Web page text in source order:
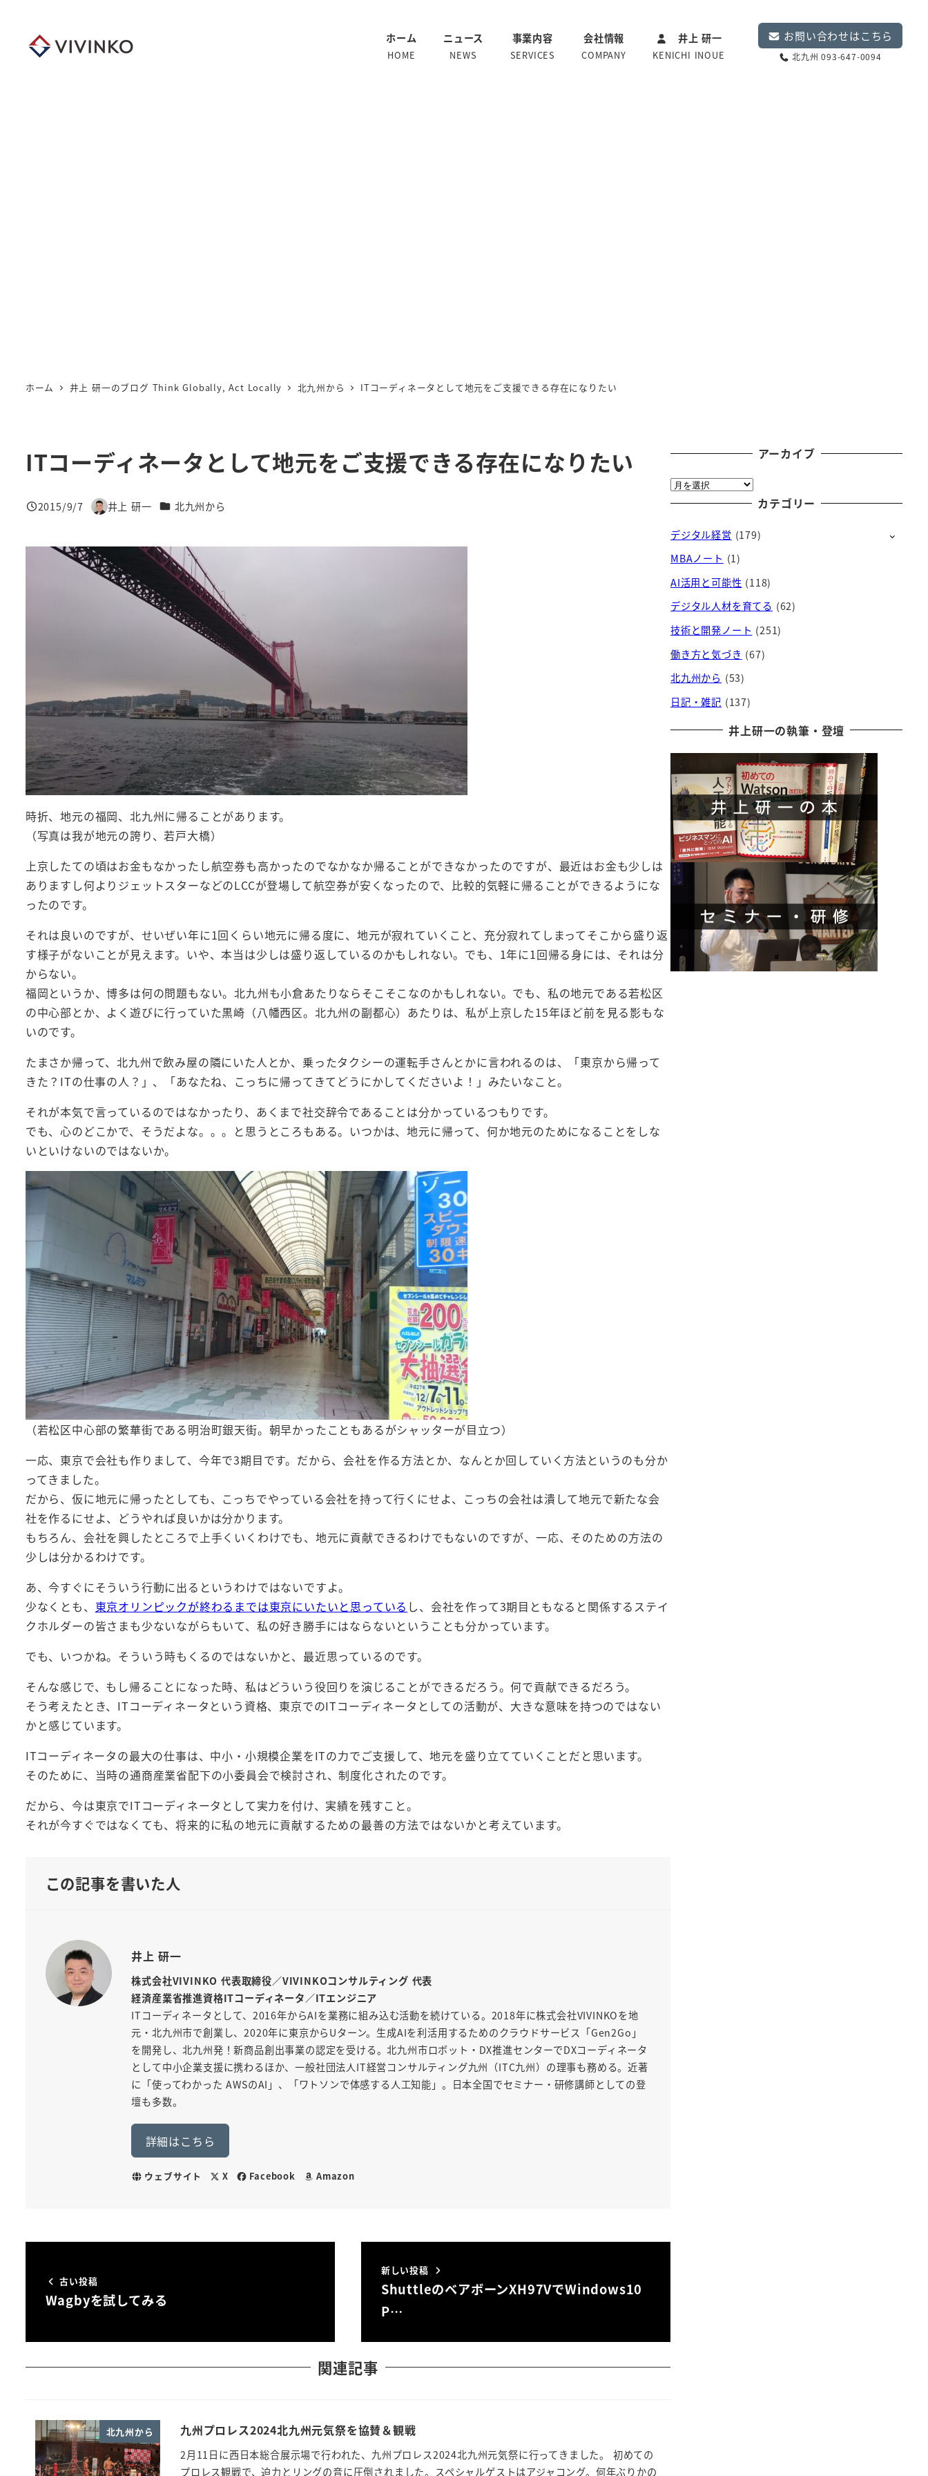
ホーム
HOME
ニュース
NEWS
事業内容
SERVICES
会社情報
COMPANY
井上 研一
KENICHI INOUE
お問い合わせはこちら
北九州 093-647-0094
ホーム 井上 研一のブログ Think Globally, Act Locally 北九州から ITコーディネータとして地元をご支援できる存在になりたい
ITコーディネータとして地元をご支援できる存在になりたい
投稿日
2015/9/7
著
井上 研一 カテゴリー
北九州から
時折、地元の福岡、北九州に帰ることがあります。
（写真は我が地元の誇り、若戸大橋）
上京したての頃はお金もなかったし航空券も高かったのでなかなか帰ることができなかったのですが、最近はお金も少しは
ありますし何よりジェットスターなどのLCCが登場して航空券が安くなったので、比較的気軽に帰ることができるようにな
ったのです。
それは良いのですが、せいぜい年に1回くらい地元に帰る度に、地元が寂れていくこと、充分寂れてしまってそこから盛り返
す様子がないことが見えます。いや、本当は少しは盛り返しているのかもしれない。でも、1年に1回帰る身には、それは分
からない。
福岡というか、博多は何の問題もない。北九州も小倉あたりならそこそこなのかもしれない。でも、私の地元である若松区
の中心部とか、よく遊びに行っていた黒崎（八幡西区。北九州の副都心）あたりは、私が上京した15年ほど前を見る影もな
いのです。
たまさか帰って、北九州で飲み屋の隣にいた人とか、乗ったタクシーの運転手さんとかに言われるのは、「東京から帰って
きた？ITの仕事の人？」、「あなたね、こっちに帰ってきてどうにかしてくださいよ！」みたいなこと。
それが本気で言っているのではなかったり、あくまで社交辞令であることは分かっているつもりです。
でも、心のどこかで、そうだよな。。。と思うところもある。いつかは、地元に帰って、何か地元のためになることをしな
いといけないのではないか。
（若松区中心部の繁華街である明治町銀天街。朝早かったこともあるがシャッターが目立つ）
一応、東京で会社も作りまして、今年で3期目です。だから、会社を作る方法とか、なんとか回していく方法というのも分か
ってきました。
だから、仮に地元に帰ったとしても、こっちでやっている会社を持って行くにせよ、こっちの会社は潰して地元で新たな会
社を作るにせよ、どうやれば良いかは分かります。
もちろん、会社を興したところで上手くいくわけでも、地元に貢献できるわけでもないのですが、一応、そのための方法の
少しは分かるわけです。
あ、今すぐにそういう行動に出るというわけではないですよ。
少なくとも、 東京オリンピックが終わるまでは東京にいたいと思っている し、会社を作って3期目ともなると関係するステイ
クホルダーの皆さまも少ないながらもいて、私の好き勝手にはならないということも分かっています。
でも、いつかね。そういう時もくるのではないかと、最近思っているのです。
そんな感じで、もし帰ることになった時、私はどういう役回りを演じることができるだろう。何で貢献できるだろう。
そう考えたとき、ITコーディネータという資格、東京でのITコーディネータとしての活動が、大きな意味を持つのではない
かと感じています。
ITコーディネータの最大の仕事は、中小・小規模企業をITの力でご支援して、地元を盛り立てていくことだと思います。
そのために、当時の通商産業省配下の小委員会で検討され、制度化されたのです。
だから、今は東京でITコーディネータとして実力を付け、実績を残すこと。
それが今すぐではなくても、将来的に私の地元に貢献するための最善の方法ではないかと考えています。
この記事を書いた人
井上 研一
株式会社VIVINKO 代表取締役／VIVINKOコンサルティング 代表
経済産業省推進資格ITコーディネータ／ITエンジニア
ITコーディネータとして、2016年からAIを業務に組み込む活動を続けている。2018年に株式会社VIVINKOを地
元・北九州市で創業し、2020年に東京からUターン。生成AIを利活用するためのクラウドサービス「Gen2Go」
を開発し、北九州発！新商品創出事業の認定を受ける。北九州市ロボット・DX推進センターでDXコーディネータ
として中小企業支援に携わるほか、一般社団法人IT経営コンサルティング九州（ITC九州）の理事も務める。近著
に「使ってわかった AWSのAI」、「ワトソンで体感する人工知能」。日本全国でセミナー・研修講師としての登
壇も多数。
詳細はこちら
ウェブサイト X Facebook Amazon
古い投稿
Wagbyを試してみる
新しい投稿
ShuttleのベアボーンXH97VでWindows10
P…
関連記事
北九州から 九州プロレス2024北九州元気祭を協賛＆観戦
2月11日に西日本総合展示場で行われた、九州プロレス2024北九州元気祭に行ってきました。 初めての
プロレス観戦で、迫力とリングの音に圧倒されました。スペシャルゲストはアジャコング。何年ぶりかの
アーカイブ
ア
ー
イ
ブ
カテゴリー
デジタル経営 (179)
MBAノート (1)
AI活用と可能性 (118)
デジタル人材を育てる (62)
技術と開発ノート (251)
働き方と気づき (67)
北九州から (53)
日記・雑記 (137)
井上研一の執筆・登壇